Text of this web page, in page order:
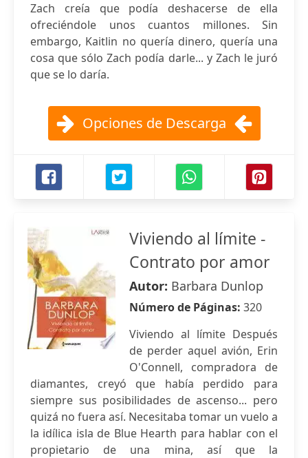
Zach creía que podía deshacerse de ella
ofreciéndole unos cuantos millones. Sin
embargo, Kaitlin no quería dinero, quería una
cosa que sólo Zach podía darle... y Zach le juró
que se lo daría.
Opciones de Descarga
Viviendo al límite -
Contrato por amor
Autor: Barbara Dunlop
Número de Páginas: 320
Viviendo al límite Después
de perder aquel avión, Erin
O'Connell, compradora de
diamantes, creyó que había perdido para
siempre sus posibilidades de ascenso... pero
quizá no fuera así. Necesitaba tomar un vuelo a
la idílica isla de Blue Hearth para hablar con el
propietario de una mina, así que la